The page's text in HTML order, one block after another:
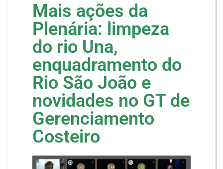
Mais ações da
Plenária: limpeza
do rio Una,
enquadramento do
Rio São João e
novidades no GT de
Gerenciamento
Costeiro